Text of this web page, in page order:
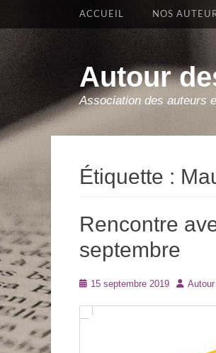
Autour
Association des auteurs
Premier Menu
Aller
ACCUEIL NOS
Étiquette :
Rencontre
septembre
Posté15 septembre 2019 Auteur